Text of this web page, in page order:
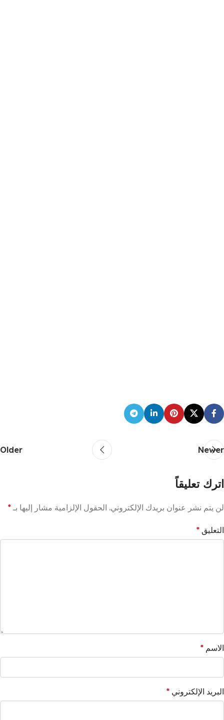
Newer
Older
اترك تعليقاً
لن يتم نشر عنوان بريدك الإلكتروني. الحقول الإلزامية مشار إليها بـ *
التعليق *
الاسم *
البريد الإلكتروني *